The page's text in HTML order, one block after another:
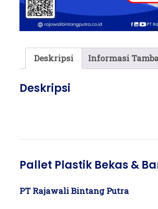
Deskripsi Informasi
Deskripsi
Pallet Plastik Bekas &
PT Rajawali Bintang Putra